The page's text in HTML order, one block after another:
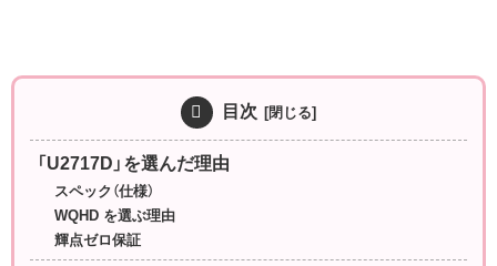
目次
「U2717D」を選んだ理由
スペック（仕様）
WQHD を選ぶ理由
輝点ゼロ保証